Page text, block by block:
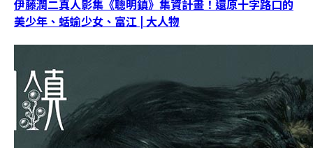
伊藤潤二真人影集《聰明鎮》集資計畫！還原十字路口的
美少年、蛞蝓少女、富江 | 大人物